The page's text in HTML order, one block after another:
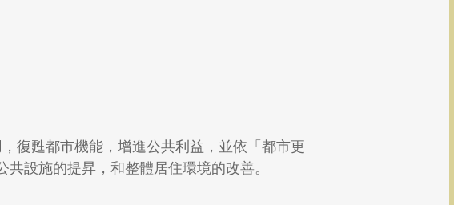
復甦都市機能，增進公共利益，並依「都市更
設施的提昇，和整體居住環境的改善。